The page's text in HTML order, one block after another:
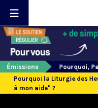
Émissions
Pourquoi,
Pourquoi la Liturgie des
à mon aide" ?